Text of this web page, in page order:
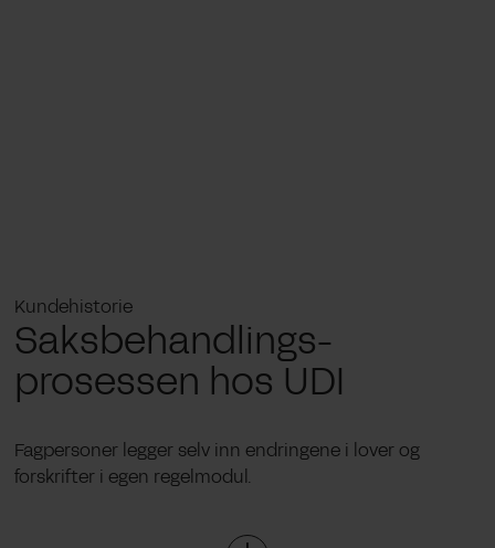
Kundehistorie
Saksbehandlings-
prosessen hos UDI
Fagpersoner legger selv inn endringene i lover og
forskrifter i egen regelmodul.